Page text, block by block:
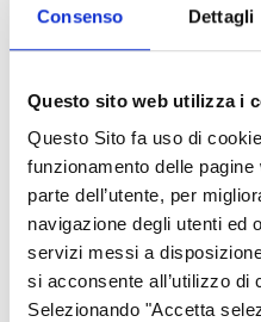
Consenso Dettagli
Questo sito web utilizza i
Questo Sito fa uso di
funzionamento delle
parte dell’utente, per
navigazione degli utenti ed
servizi messi a
si acconsente all’utilizzo di
Selezionando "Accetta
XLSX (6 Mb)
Elenco operazioni al
CSV (22 Mb)
6.2025.csv
CSV (19 Mb)
6.2025.xlsx
XLSX (5 Mb)